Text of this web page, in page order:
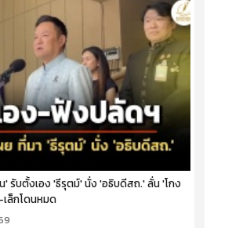
' รับตั้งเอง 'ธีรุตม์' นั่ง 'อธิบดีสถ.' ลั่น 'โกง
ล็กโดนหมด